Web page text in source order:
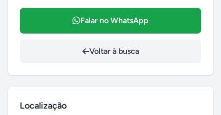
Falar no WhatsApp
Voltar à busca
Localização